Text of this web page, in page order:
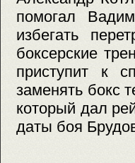
помогал
избегать
боксерские
приступит к
заменять бокс
который дал
даты боя